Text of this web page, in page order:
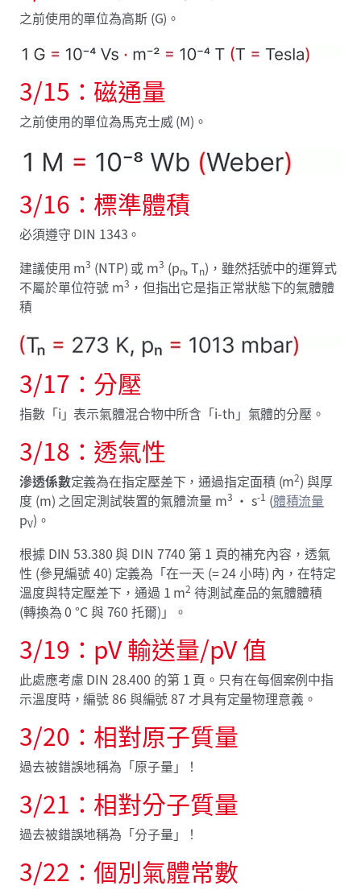
之前使用的單位為高斯 (G)。
3/15：磁通量
之前使用的單位為馬克士威 (M)。
3/16：標準體積
必須遵守 DIN 1343。
建議使用 m3 (NTP) 或 m3 (pn, Tn)，雖然括號中的運算式
不屬於單位符號 m3 ，但指出它是指正常狀態下的氣體體
積
3/17：分壓
指數「i」表示氣體混合物中所含「i-th」氣體的分壓。
3/18：透氣性
滲透係數定義為在指定壓差下，通過指定面積 (m2) 與厚
度 (m) 之固定測試裝置的氣體流量 m3 · s-1 (體積流量
pV)。
根據 DIN 53.380 與 DIN 7740 第 1 頁的補充內容，透氣
性 (參見編號 40) 定義為「在一天 (= 24 小時) 內，在特定
溫度與特定壓差下，通過 1 m2 待測試產品的氣體體積
(轉換為 0 °C 與 760 托爾)」。
3/19：pV 輸送量/pV 值
此處應考慮 DIN 28.400 的第 1 頁。只有在每個案例中指
示溫度時，編號 86 與編號 87 才具有定量物理意義。
3/20：相對原子質量
過去被錯誤地稱為「原子量」！
3/21：相對分子質量
過去被錯誤地稱為「分子量」！
3/22：個別氣體常數